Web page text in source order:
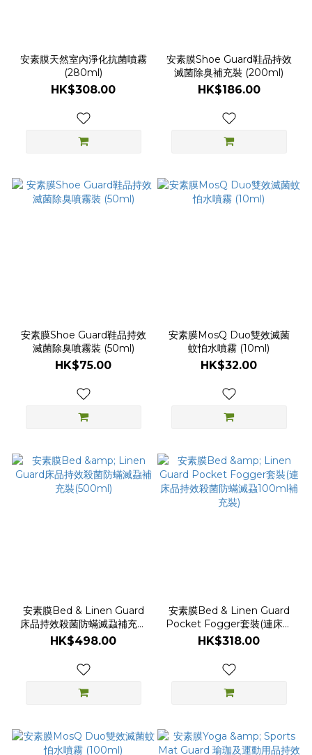
安素膜天然室內淨化抗菌噴霧
(280ml)
HK$308.00
安素膜Shoe Guard鞋品持效
滅菌除臭補充裝 (200ml)
HK$186.00
安素膜Shoe Guard鞋品持效
滅菌除臭噴霧裝 (50ml)
HK$75.00
安素膜MosQ Duo雙效滅菌
蚊怕水噴霧 (10ml)
HK$32.00
安素膜Bed & Linen Guard
床品持效殺菌防蟎滅蝨補充裝
(500ml)
HK$498.00
安素膜Bed & Linen Guard
Pocket Fogger套裝(連床品
持效殺菌防蟎滅蝨100ml補充
HK$318.00